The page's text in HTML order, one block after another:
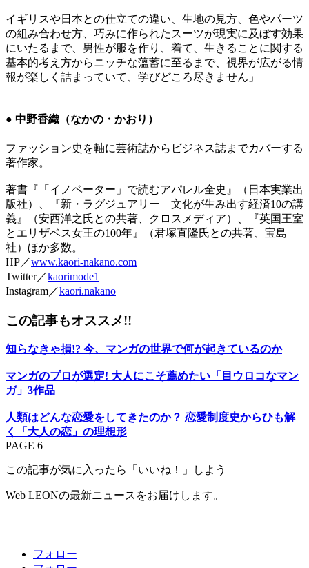
イギリスや日本との仕立ての違い、生地の見方、色やパーツ
の組み合わせ方、巧みに作られたスーツが現実に及ぼす効果
にいたるまで、男性が服を作り、着て、生きることに関する
基本的考え方からニッチな薀蓄に至るまで、視界が広がる情
報が楽しく詰まっていて、学びどころ尽きません」
● 中野香織（なかの・かおり）
ファッション史を軸に芸術誌からビジネス誌までカバーする
著作家。
著書『「イノベーター」で読むアパレル全史』（日本実業出
版社）、『新・ラグジュアリー 文化が生み出す経済10の講
義』（安西洋之氏との共著、クロスメディア）、『英国王室
とエリザベス女王の100年』（君塚直隆氏との共著、宝島
社）ほか多数。
HP／www.kaori-nakano.com
Twitter／kaorimode1
Instagram／kaori.nakano
この記事もオススメ!!
知らなきゃ損!? 今、マンガの世界で何が起きているのか
マンガのプロが選定! 大人にこそ薦めたい「目ウロコなマン
ガ」3作品
人類はどんな恋愛をしてきたのか？ 恋愛制度史からひも解
く「大人の恋」の理想形
PAGE 6
この記事が気に入ったら「いいね！」しよう
Web LEONの最新ニュースをお届けします。
フォロー